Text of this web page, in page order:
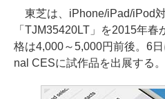
東芝は、iPhone/iPad/iPod
「TJM35420LT」を2015年
格は4,000～5,000円前後。6
nal CESに試作品を出展する。